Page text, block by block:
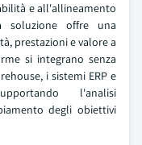
e all'allineamento
soluzione offre una
prestazioni e valore a
si integrano senza
i sistemi ERP e
l'analisi
degli obiettivi